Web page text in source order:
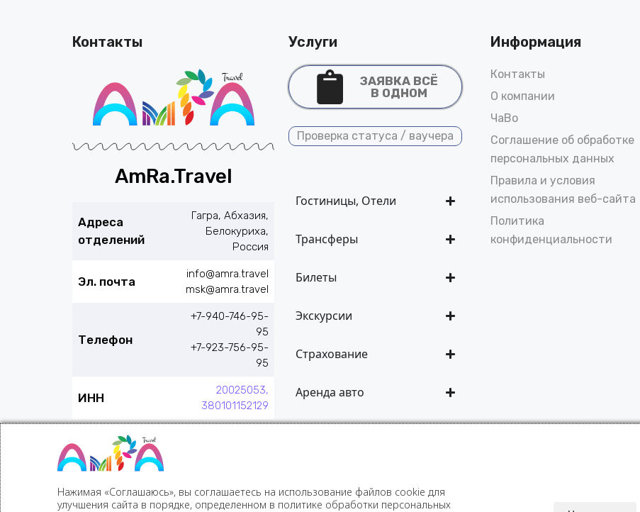
Контакты
AmRa.Travel
Адреса
отделений
Гагра, Абхазия,
Белокуриха,
Россия
Эл. почта
info@amra.travel
msk@amra.travel
Телефон
+7-940-746-95-
95
+7-923-756-95-
95
ИНН
20025053,
380101152129
Услуги
ЗАЯВКА ВСЁ
В ОДНОМ
Проверка статуса / ваучера
Гостиницы, Отели
Трансферы
Билеты
Экскурсии
Страхование
Аренда авто
Информация
Контакты
О компании
ЧаВо
Соглашение об обработке
персональных данных
Правила и условия
использования веб-сайта
Политика
конфиденциальности
-
Нажимая «Соглашаюсь», вы соглашаетесь на использование файлов cookie для
улучшения сайта в порядке, определенном в политике обработки персональных